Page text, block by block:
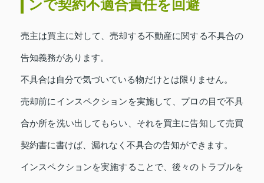
ンで契約不適合責任を回避
売主は買主に対して、売却する不動産に関する不具合の
告知義務があります。
不具合は自分で気づいている物だけとは限りません。
売却前にインスペクションを実施して、プロの目で不具
合か所を洗い出してもらい、それを買主に告知して売買
契約書に書けば、漏れなく不具合の告知ができます。
インスペクションを実施することで、後々のトラブルを